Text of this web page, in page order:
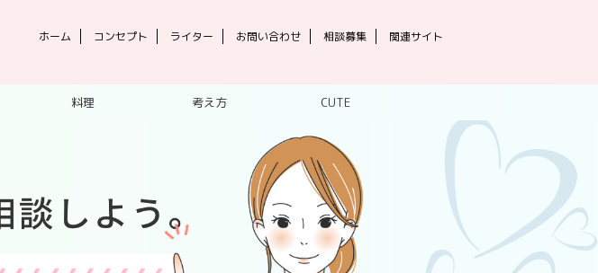
ホーム コンセプト ライター お問い合わせ 相談募集 関連サイト
料理 考え方 CUTE